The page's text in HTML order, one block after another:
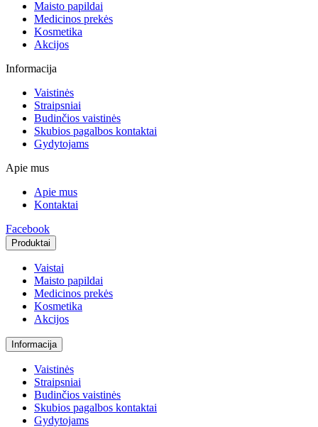
Maisto papildai
Medicinos prekės
Kosmetika
Akcijos
Informacija
Vaistinės
Straipsniai
Budinčios vaistinės
Skubios pagalbos kontaktai
Gydytojams
Apie mus
Apie mus
Kontaktai
Facebook
Produktai
Vaistai
Maisto papildai
Medicinos prekės
Kosmetika
Akcijos
Informacija
Vaistinės
Straipsniai
Budinčios vaistinės
Skubios pagalbos kontaktai
Gydytojams